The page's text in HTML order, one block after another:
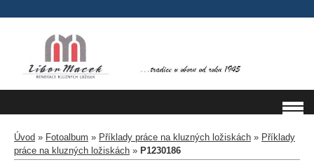
Úvod » Fotoalbum » Příklady práce na kluzných ložiskách » Příklady
práce na kluzných ložiskách » P1230186